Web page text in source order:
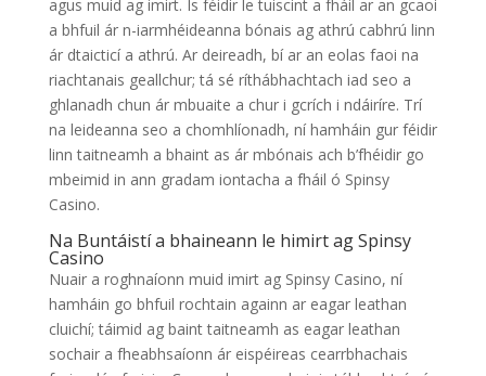
agus muid ag imirt. Is féidir le tuiscint a fháil ar an gcaoi
a bhfuil ár n-iarmhéideanna bónais ag athrú cabhrú linn
ár dtaicticí a athrú. Ar deireadh, bí ar an eolas faoi na
riachtanais geallchur; tá sé ríthábhachtach iad seo a
ghlanadh chun ár mbuaite a chur i gcrích i ndáiríre. Trí
na leideanna seo a chomhlíonadh, ní hamháin gur féidir
linn taitneamh a bhaint as ár mbónais ach b’fhéidir go
mbeimid in ann gradam iontacha a fháil ó Spinsy
Casino.
Na Buntáistí a bhaineann le himirt ag Spinsy
Casino
Nuair a roghnaíonn muid imirt ag Spinsy Casino, ní
hamháin go bhfuil rochtain againn ar eagar leathan
cluichí; táimid ag baint taitneamh as eagar leathan
sochair a fheabhsaíonn ár eispéireas cearrbhachais